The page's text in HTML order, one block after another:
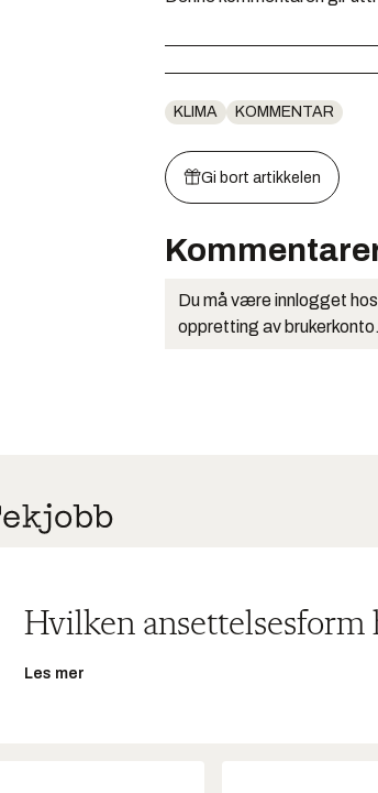
KLIMA KOMMENTAR
Gi bort artikkelen
Du må være innlogget
oppretting av
Hvilken ansettelsesform
Les mer